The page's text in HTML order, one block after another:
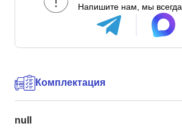
Напишите нам, мы всегда
Комплектация
null